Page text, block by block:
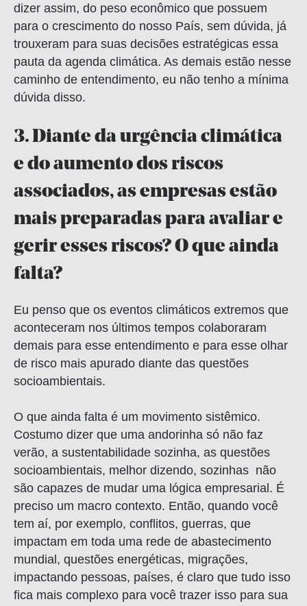
dizer assim, do peso econômico que possuem
para o crescimento do nosso País, sem dúvida, já
trouxeram para suas decisões estratégicas essa
pauta da agenda climática. As demais estão nesse
caminho de entendimento, eu não tenho a mínima
dúvida disso.
3.Diante da urgência climática
e do aumento dos riscos
associados, as empresas estão
mais preparadas para avaliar e
gerir esses riscos? O que ainda
falta?
Eu penso que os eventos climáticos extremos que
aconteceram nos últimos tempos colaboraram
demais para esse entendimento e para esse olhar
de risco mais apurado diante das questões
socioambientais.
O que ainda falta é um movimento sistêmico.
Costumo dizer que uma andorinha só não faz
verão, a sustentabilidade sozinha, as questões
socioambientais, melhor dizendo, sozinhas não
são capazes de mudar uma lógica empresarial. É
preciso um macro contexto. Então, quando você
tem aí, por exemplo, conflitos, guerras, que
impactam em toda uma rede de abastecimento
mundial, questões energéticas, migrações,
impactando pessoas, países, é claro que tudo isso
fica mais complexo para você trazer isso para sua